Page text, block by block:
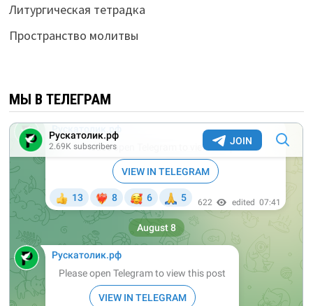
Литургическая тетрадка
Пространство молитвы
МЫ В ТЕЛЕГРАМ